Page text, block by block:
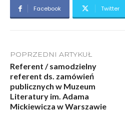
Facebook Twitter
POPRZEDNI ARTYKUŁ
Referent / samodzielny
referent ds. zamówień
publicznych w Muzeum
Literatury im. Adama
Mickiewicza w Warszawie